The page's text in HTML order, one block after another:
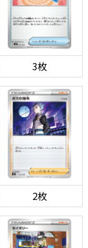
3枚
2枚